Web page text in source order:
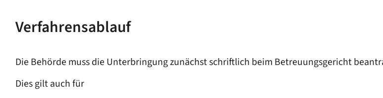
Verfahrensablauf
Die Behörde muss die Unterbringung zunächst schriftlich beim Betreuungsgericht
Dies gilt auch für